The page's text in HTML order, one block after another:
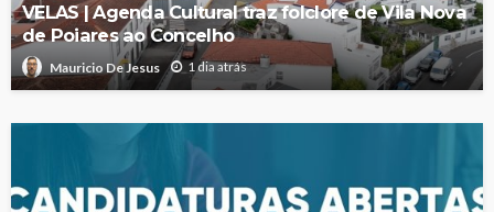
VELAS | Agenda Cultural traz folclore de Vila Nova
de Poiares ao Concelho
Mauricio De Jesus 1 dia atrás